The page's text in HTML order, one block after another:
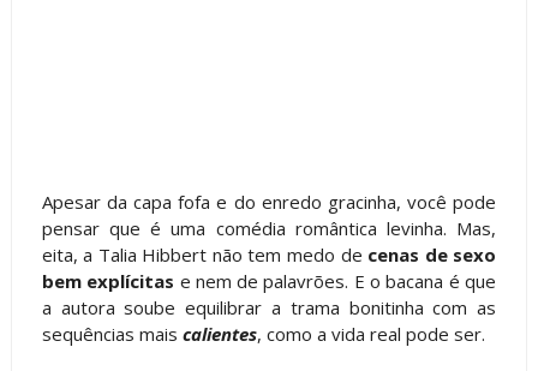
Apesar da capa fofa e do enredo gracinha, você pode
pensar que é uma comédia romântica levinha. Mas,
eita, a Talia Hibbert não tem medo de cenas de sexo
bem explícitas e nem de palavrões. E o bacana é que
a autora soube equilibrar a trama bonitinha com as
sequências mais calientes, como a vida real pode ser.